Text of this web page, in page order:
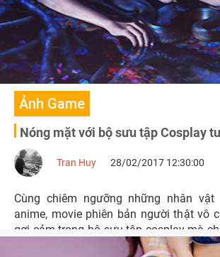
Ảnh Game
Nóng mặt với bộ sưu tập Cosplay
Tran Huy 28/02/2017 12:30:00
Cùng chiêm ngưỡng những nhân vật
anime, movie phiên bản người thật vô
gợi cảm trong bộ sưu tập cosplay mà
trong một tuần vừa qua.